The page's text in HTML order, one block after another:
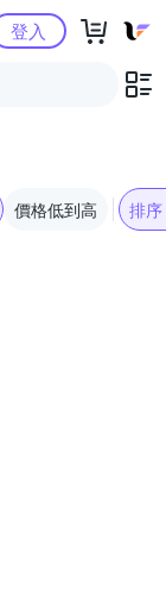
心
登入
價格低到高 排序